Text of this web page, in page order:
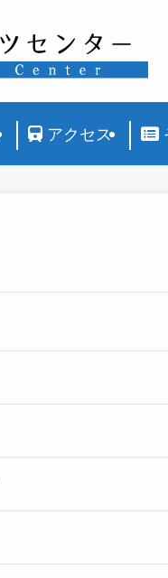
アクセス